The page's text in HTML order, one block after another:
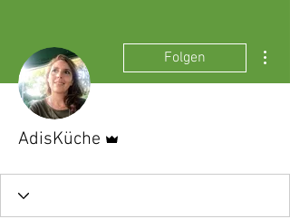
Folgen
AdisKüche